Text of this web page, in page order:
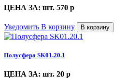
ЦЕНА ЗА: шт. 570 p
Уведомить В корзину В корзину
Полусфера SK01.20.1
ЦЕНА ЗА: шт. 20 p